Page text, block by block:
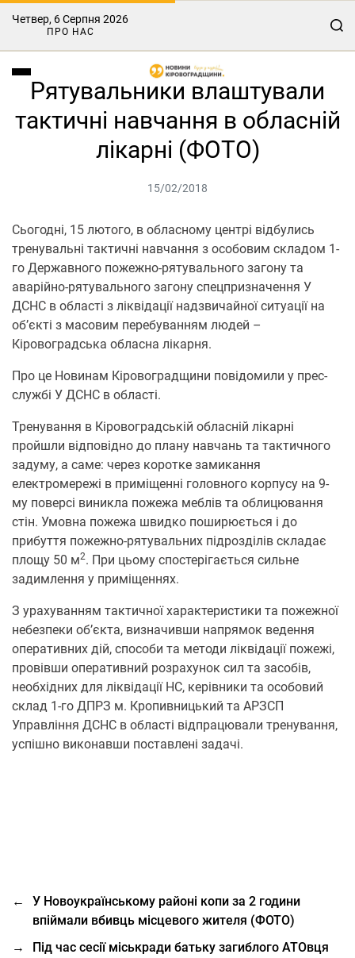
Четвер, 6 Серпня 2026
ПРО НАС
Рятувальники влаштували
тактичні навчання в обласній
лікарні (ФОТО)
15/02/2018
Сьогодні, 15 лютого, в обласному центрі відбулись
тренувальні тактичні навчання з особовим складом 1-
го Державного пожежно-рятувального загону та
аварійно-рятувального загону спецпризначення У
ДСНС в області з ліквідації надзвичайної ситуації на
об’єкті з масовим перебуванням людей –
Кіровоградська обласна лікарня.
Про це Новинам Кіровоградщини повідомили у прес-
службі У ДСНС в області.
Тренування в Кіровоградській обласній лікарні
пройшли відповідно до плану навчань та тактичного
задуму, а саме: через коротке замикання
електромережі в приміщенні головного корпусу на 9-
му поверсі виникла пожежа меблів та облицювання
стін. Умовна пожежа швидко поширюється і до
прибуття пожежно-рятувальних підрозділів складає
площу 50 м2. При цьому спостерігається сильне
задимлення у приміщеннях.
З урахуванням тактичної характеристики та пожежної
небезпеки об’єкта, визначивши напрямок ведення
оперативних дій, способи та методи ліквідації пожежі,
провівши оперативний розрахунок сил та засобів,
необхідних для ліквідації НС, керівники та особовий
склад 1-го ДПРЗ м. Кропивницький та АРЗСП
Управління ДСНС в області відпрацювали тренування,
успішно виконавши поставлені задачі.
←
У Новоукраїнському районі копи за 2 години
впіймали вбивць місцевого жителя (ФОТО)
→
Під час сесії міськради батьку загиблого АТОвця